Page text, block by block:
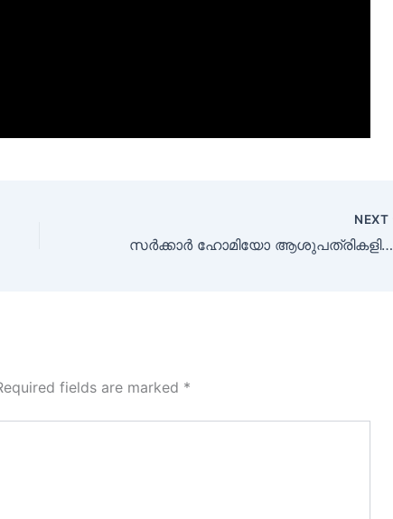
NEXT
സർക്കാർ ഹോമിയോ ആശുപത്രികളിൽ അറ്റൻഡർ ജോലി നേടാൻ അവസരം
fields are marked *